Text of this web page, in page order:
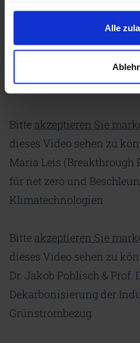
gesammelt haben.
Alle
akzeptieren Sie
dieses Video sehen zu
Innovation-Pitch:
LFK2023
Bitte akzeptieren Sie
dieses Video sehen zu
Maria Leis (Breakthrough
für net zero und
Klimatechnologien
Bitte akzeptieren Sie
dieses Video sehen zu
Dr. Jakob Pohlisch & Prof.
Dekarbonisierung der
Grünstrombezug